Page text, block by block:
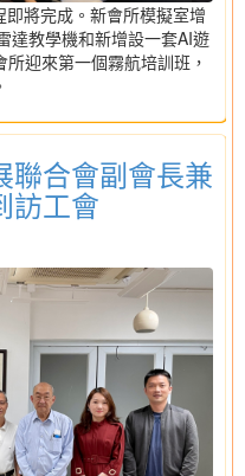
將完成。新會所模擬室增
達教學機和新增設一套AI遊
迎來第一個霧航培訓班，
聯合會副會長兼
訪工會